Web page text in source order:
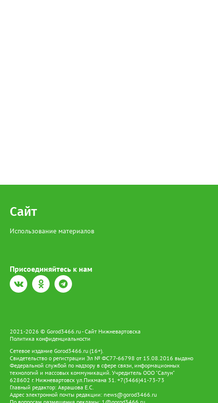
Сайт
Использование материалов
Присоединяйтесь к нам
2021-2026 © Gorod3466.ru - Сайт Нижневартовска
Политика конфиденциальности
Сетевое издание Gorod3466.ru (16+).
Свидетельство о регистрации Эл № ФС77-66798 от 15.08.2016 выдано
Федеральной службой по надзору в сфере связи, информационных
технологий и массовых коммуникаций. Учредитель ООО "Салун"
628602 г. Нижневартовск ул.Пикмана 31. +7(3466)41-73-73
Главный редактор: Аврашова Е.С.
Адрес электронной почты редакции: news@gorod3466.ru